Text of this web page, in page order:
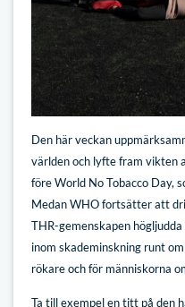
Den här veckan
världen och lyfte fram vikten
före World No Tobacco Day,
Medan WHO fortsätter att
THR-gemenskapen
inom skademinskning runt
rökare och för människorna
Ta till exempel en titt på den